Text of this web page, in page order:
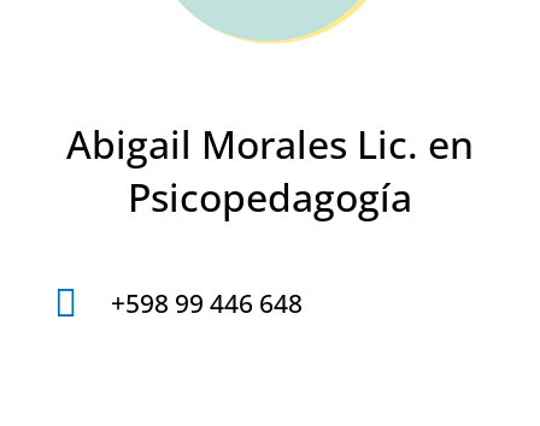
Abigail Morales Lic. en
Psicopedagogía
 +598 99 446 648